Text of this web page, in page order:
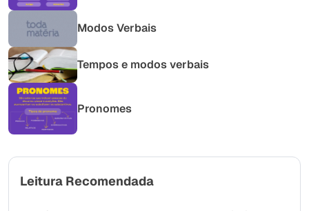
Modos Verbais
Tempos e modos verbais
Pronomes
Leitura Recomendada